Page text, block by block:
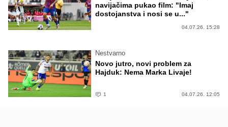
navijačima pukao film: "Imaj
dostojanstva i nosi se u..."
04.07.26. 15:28
Nestvarno
Novo jutro, novi problem za
Hajduk: Nema Marka Livaje!
1 04.07.26. 12:05